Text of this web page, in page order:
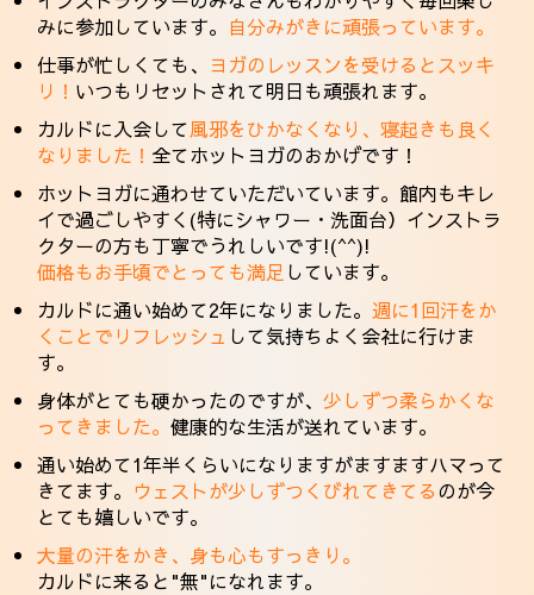
みに参加しています。 自分みがきに頑張っています。
仕事が忙しくても、 ヨガのレッスンを受けるとスッキ
リ！ いつもリセットされて明日も頑張れます。
カルドに入会して風邪をひかなくなり、寝起きも良く
なりました！ 全てホットヨガのおかげです！
ホットヨガに通わせていただいています。館内もキレ
イで過ごしやすく(特にシャワー・洗面台）インストラ
クターの方も丁寧でうれしいです!(^^)!
価格もお手頃でとっても満足 しています。
カルドに通い始めて2年になりました。週に1回汗をか
くことでリフレッシュ して気持ちよく会社に行けま
す。
身体がとても硬かったのですが、少しずつ柔らかくな
ってきました。健康的な生活が送れています。
通い始めて1年半くらいになりますがますますハマって
きてます。 ウェストが少しずつくびれてきてるのが今
とても嬉しいです。
大量の汗をかき、身も心もすっきり。
カルドに来ると"無"になれます。